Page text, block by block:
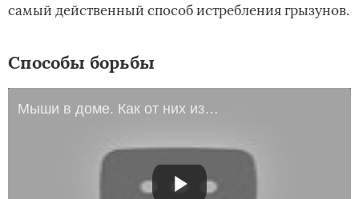
самый действенный способ истребления грызунов.
Способы борьбы
Мыши в доме. Как от них избавиться